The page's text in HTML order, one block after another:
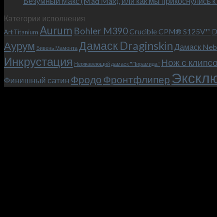
Категории исполнения
Art Titanium Aurum Bohler M390Crucible CPM® S125V™
Аурум Бивень Мамонта Дамаск Draginskin Дамаск
Инкрустация Нержавеющий дамаск "Пирамида" Нож с
Финишный сатин Фродо Фронтфлипер